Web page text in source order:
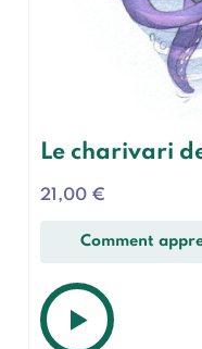
Le charivari
21,00 €
Comment